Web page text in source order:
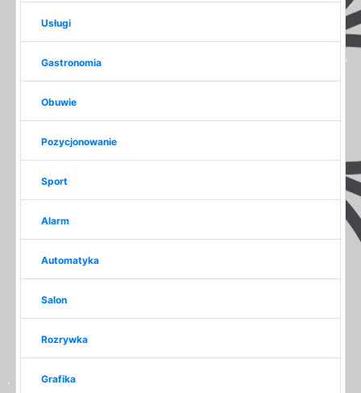
Usługi
Gastronomia
Obuwie
Pozycjonowanie
Sport
Alarm
Automatyka
Salon
Rozrywka
Grafika